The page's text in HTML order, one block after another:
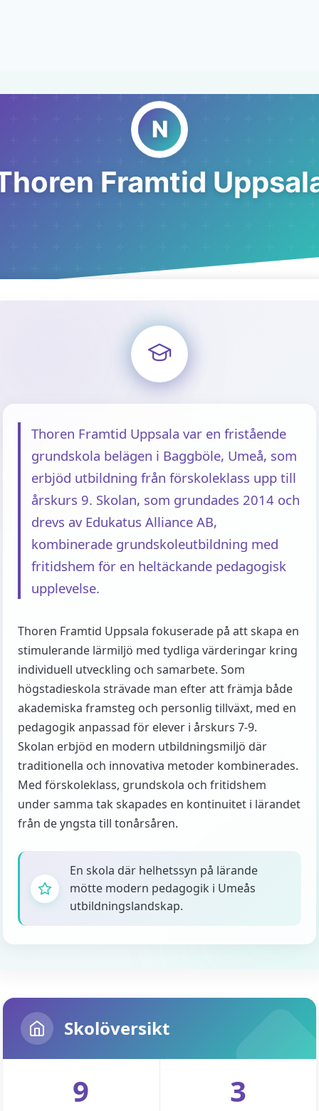
Framtid
Thoren Framtid Uppsala var en fristående
grundskola belägen i Baggböle, Umeå, som
erbjöd utbildning från förskoleklass upp till
årskurs 9. Skolan, som grundades 2014 och
drevs av Edukatus Alliance AB,
kombinerade grundskoleutbildning med
fritidshem för en heltäckande pedagogisk
upplevelse.
Thoren Framtid Uppsala fokuserade på att skapa en
stimulerande lärmiljö med tydliga värderingar kring
individuell utveckling och samarbete. Som
högstadieskola strävade man efter att främja både
akademiska framsteg och personlig tillväxt, med en
pedagogik anpassad för elever i årskurs 7-9.
Skolan erbjöd en modern utbildningsmiljö där
traditionella och innovativa metoder kombinerades.
Med förskoleklass, grundskola och fritidshem
under samma tak skapades en kontinuitet i lärandet
från de yngsta till tonårsåren.
En skola där helhetssyn på lärande
mötte modern pedagogik i Umeås
utbildningslandskap.
Skolöversikt
9 3